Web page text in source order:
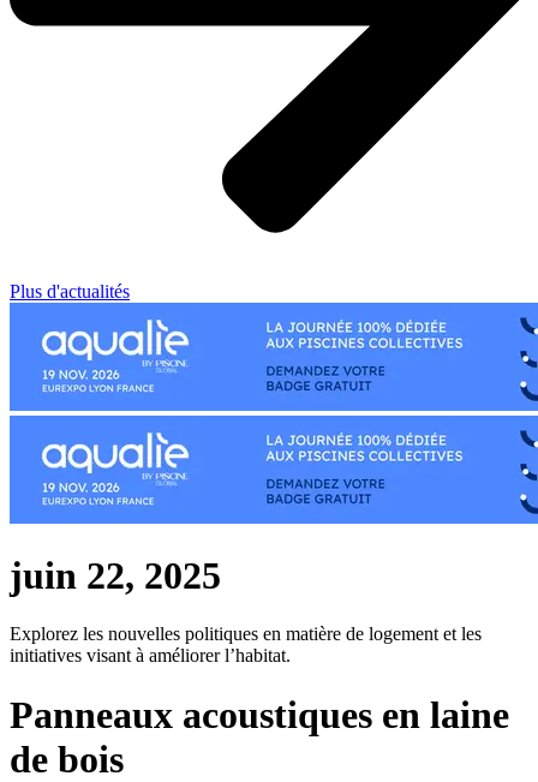
Plus d'actualités
juin 22, 2025
Explorez les nouvelles politiques en matière de logement et les
initiatives visant à améliorer l’habitat.
Panneaux acoustiques en laine
de bois